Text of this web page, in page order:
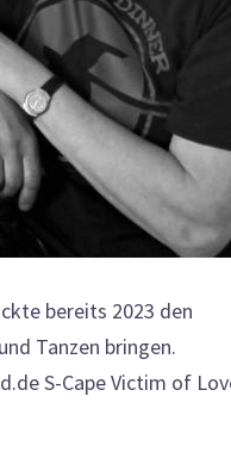
bereits 2023 den
Tanzen bringen.
S-Cape Victim of